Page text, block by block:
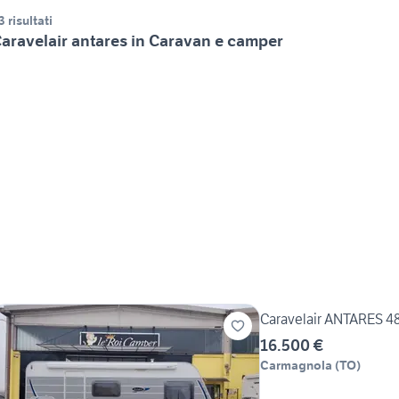
risultati
antares in Caravan e camper
Caravelair ANTARES
16.500 €
Carmagnola (TO)